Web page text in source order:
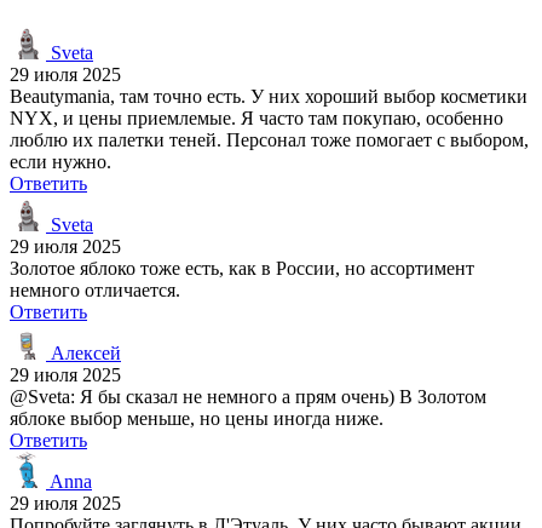
Sveta
29 июля 2025
Beautymania, там точно есть. У них хороший выбор косметики
NYX, и цены приемлемые. Я часто там покупаю, особенно
люблю их палетки теней. Персонал тоже помогает с выбором,
если нужно.
Ответить
Sveta
29 июля 2025
Золотое яблоко тоже есть, как в России, но ассортимент
немного отличается.
Ответить
Алексей
29 июля 2025
@Sveta: Я бы сказал не немного а прям очень) В Золотом
яблоке выбор меньше, но цены иногда ниже.
Ответить
Anna
29 июля 2025